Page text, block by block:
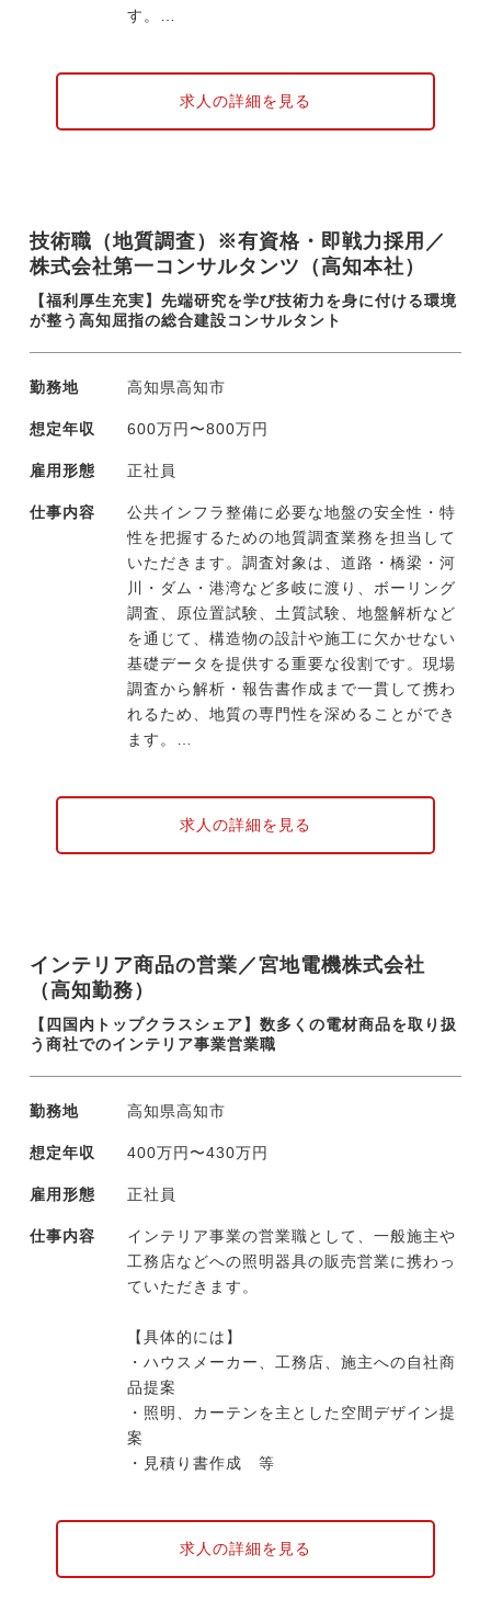
す。
・公共事業に伴う土地・建物、営業、特殊補
・報告書、図面の作成および成果品提出
現在、案件のほとんどは高知県内（〜四国
内）ですが、発災時には全国へ応援に向かう
には用地補償の理論や制度に精通した技術者
が在籍しています。
求人の詳細を見る
技術職（地質調査）※有資格・即戦力採用／
株式会社第一コンサルタンツ（高知本社）
【福利厚生充実】先端研究を学び技術力を身に付ける環境
が整う高知屈指の総合建設コンサルタント
勤務地 高知県高知市
想定年収 600万円〜800万円
雇用形態 正社員
仕事内容
公共インフラ整備に必要な地盤の安全性・特
性を把握するための地質調査業務を担当して
いただきます。調査対象は、道路・橋梁・河
川・ダム・港湾など多岐に渡り、ボーリング
調査、原位置試験、土質試験、地盤解析など
を通じて、構造物の設計や施工に欠かせない
基礎データを提供する重要な役割です。現場
調査から解析・報告書作成まで一貫して携わ
れるため、地質の専門性を深めることができ
ます。
・ボーリング調査（地盤サンプリング、コア
・現場での安全管理、工程管理
・官公庁や設計部門との打合せ・技術協議
現在、案件のほとんどは高知県内（〜四国
ドローンや生成AIなど先端技術の活用を積極
的に行い、業務効率の改善や省人化に取り組
組みには、外部研修派遣や導入費用負担など
求人の詳細を見る
インテリア商品の営業／宮地電機株式会社
（高知勤務）
【四国内トップクラスシェア】数多くの電材商品を取り扱
う商社でのインテリア事業営業職
勤務地 高知県高知市
想定年収 400万円〜430万円
雇用形態 正社員
仕事内容
インテリア事業の営業職として、一般施主や
工務店などへの照明器具の販売営業に携わっ
ていただきます。
【具体的には】
・ハウスメーカー、工務店、施主への自社商
品提案
・照明、カーテンを主とした空間デザイン提
案
・見積り書作成 等
求人の詳細を見る